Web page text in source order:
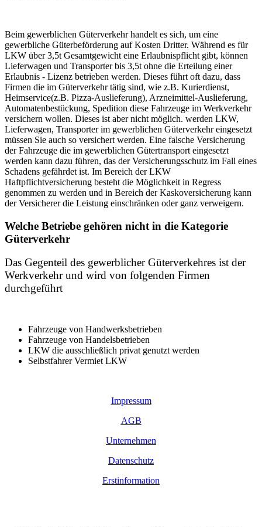
Beim gewerblichen Güterverkehr handelt es sich, um eine
gewerbliche Güterbeförderung auf Kosten Dritter. Während es für
LKW über 3,5t Gesamtgewicht eine Erlaubnispflicht gibt, können
Lieferwagen und Transporter bis 3,5t ohne die Erteilung einer
Erlaubnis - Lizenz betrieben werden. Dieses führt oft dazu, dass
Firmen die im Güterverkehr tätig sind, wie z.B. Kurierdienst,
Heimservice(z.B. Pizza-Auslieferung), Arzneimittel-Auslieferung,
Automatenbestückung, Spedition diese Fahrzeuge im Werkverkehr
versichern wollen. Dieses ist aber nicht möglich. werden LKW,
Lieferwagen, Transporter im gewerblichen Güterverkehr eingesetzt
müssen Sie auch so versichert werden. Eine falsche Versicherung
der Fahrzeuge die im gewerblichen Gütertransport eingesetzt
werden kann dazu führen, das der Versicherungsschutz im Fall eines
Schadens gefährdet ist. Im Bereich der LKW
Haftpflichtversicherung besteht die Möglichkeit in Regress
genommen zu werden und in Bereich der Kaskoversicherung kann
der Versicherer die Leistung einschränken oder ganz verweigern.
Welche Betriebe gehören nicht in die Kategorie
Güterverkehr
Das Gegenteil des gewerblicher Güterverkehres ist der
Werkverkehr und wird von folgenden Firmen
durchgeführt
Fahrzeuge von Handwerksbetrieben
Fahrzeuge von Handelsbetrieben
LKW die ausschließlich privat genutzt werden
Selbstfahrer Vermiet LKW
Impressum
AGB
Unternehmen
Datenschutz
Erstinformation